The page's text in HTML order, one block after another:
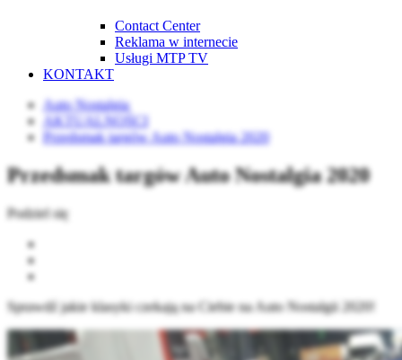
Contact Center
Reklama w internecie
Usługi MTP TV
KONTAKT
Auto Nostalgia
AKTUALNOŚCI
Przedsmak targów Auto Nostalgia 2020
Przedsmak targów Auto Nostalgia 2020
Podziel się
Sprawdź jakie klasyki czekają na Ciebie na Auto Nostalgii 2020!